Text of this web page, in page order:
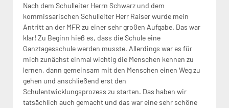
Nach dem Schulleiter Herrn Schwarz und dem
kommissarischen Schulleiter Herr Raiser wurde mein
Antritt an der MFR zu einer sehr großen Aufgabe. Das war
klar! Zu Beginn hieß es, dass die Schule eine
Ganztagesschule werden musste. Allerdings war es für
mich zunächst einmal wichtig die Menschen kennen zu
lernen, dann gemeinsam mit den Menschen einen Weg zu
gehen und anschließend erst den
Schulentwicklungsprozess zu starten. Das haben wir
tatsächlich auch gemacht und das war eine sehr schöne